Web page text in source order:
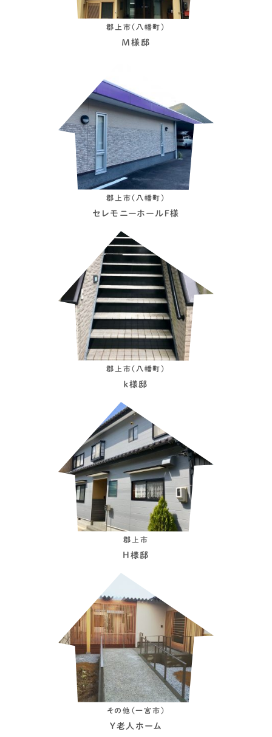
郡上市（八幡町）
Ｍ様邸
郡上市（八幡町）
セレモニーホールＦ様
郡上市（八幡町）
ｋ様邸
郡上市
H様邸
その他（一宮市）
Y老人ホーム